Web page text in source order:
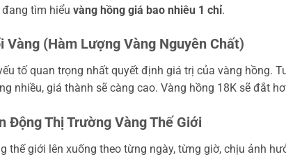
tìm hiểu vàng hồng giá bao nhiêu 1 chỉ.
Vàng (Hàm Lượng Vàng Nguyên Chất)
tố quan trọng nhất quyết định giá trị của vàng hồng.
nhiều, giá thành sẽ càng cao. Vàng hồng 18K sẽ đắt
Động Thị Trường Vàng Thế Giới
thế giới lên xuống theo từng ngày, từng giờ, chịu ảnh